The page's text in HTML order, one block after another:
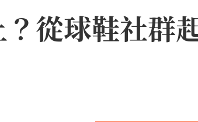
從球鞋社群